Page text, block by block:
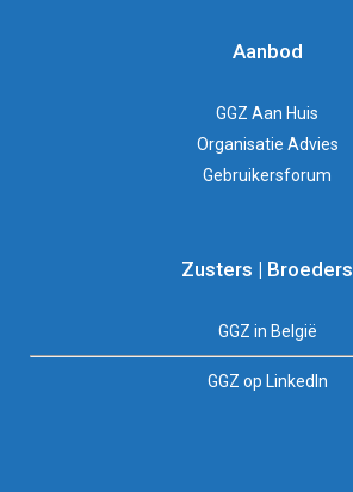
Aanbod
GGZ Aan Huis
Organisatie Advies
Gebruikersforum
Zusters | Broeders
GGZ in België
GGZ op LinkedIn